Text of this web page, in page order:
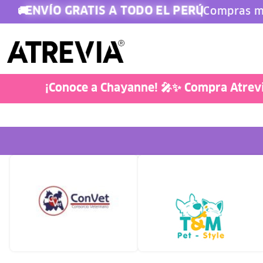
🚚ENVÍO GRATIS A TODO EL PERÚ|Compras
¡Conoce a Chayanne! 🎤✨ Compra